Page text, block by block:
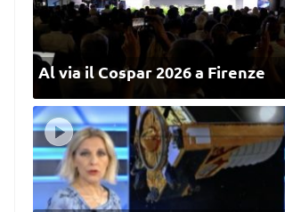
Al via il Cospar 2026 a Firenze